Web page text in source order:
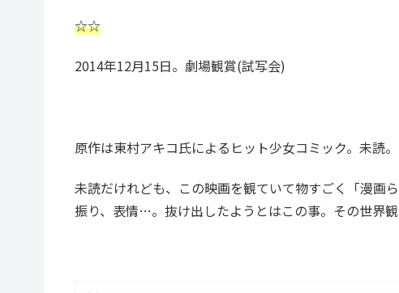
☆☆
2014年12月15日。劇場観賞(試写会)
原作は東村アキコ氏によるヒット少女コミック。未読。
未読だけれども、この映画を観ていて物すごく「漫画
振り、表情…。抜け出したようとはこの事。その世界観